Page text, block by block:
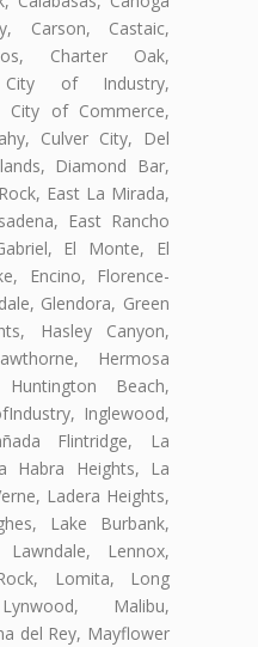
Carson, Castaic,
Charter Oak,
City of Industry,
City of Commerce,
Culver City, Del
Diamond Bar,
East La Mirada,
East Rancho
El Monte, El
Encino, Florence-
Glendora, Green
Hasley Canyon,
Hermosa
Beach,
Inglewood,
Flintridge, La
Habra Heights, La
Ladera Heights,
Lake Burbank,
Lennox,
Lomita, Long
Malibu,
del Rey, Mayflower